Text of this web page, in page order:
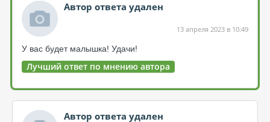
Автор ответа удален
13 апреля 2023 в 10:49
У вас будет малышка! Удачи!
Лучший ответ по мнению автора
Автор ответа удален